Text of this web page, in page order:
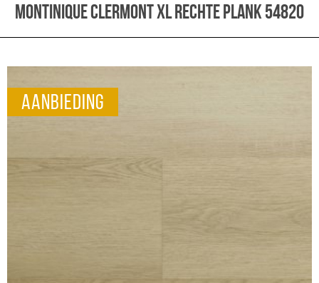
Montinique Clermont XL rechte plank 54820
aanbieding